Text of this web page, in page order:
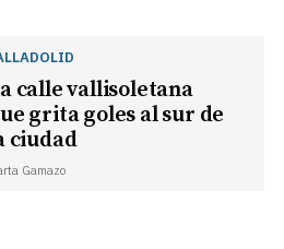
calle vallisoletana
grita goles al sur de
ciudad
Gamazo